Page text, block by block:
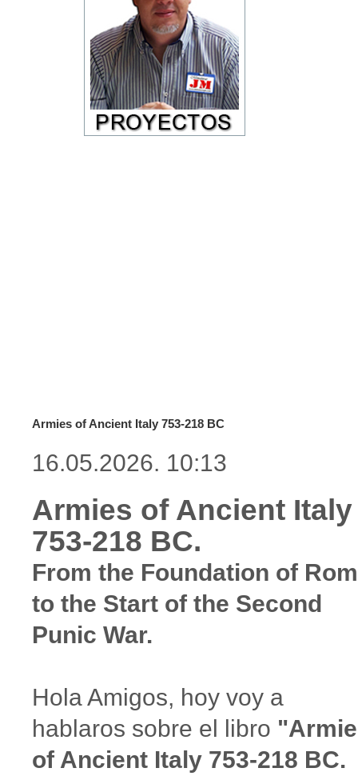
Armies of Ancient Italy 753-218 BC
16.05.2026. 10:13
Armies of Ancient Italy
753-218 BC.
From the Foundation of
to the Start of the Second
Punic War.
Hola Amigos, hoy voy a
hablaros sobre el libro
of Ancient Italy 753-218 BC.